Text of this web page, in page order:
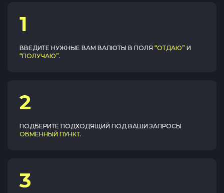
1
ВВЕДИТЕ НУЖНЫЕ ВАМ ВАЛЮТЫ В ПОЛЯ “ОТДАЮ” И
“ПОЛУЧАЮ”.
2
ПОДБЕРИТЕ ПОДХОДЯЩИЙ ПОД ВАШИ ЗАПРОСЫ
ОБМЕННЫЙ ПУНКТ.
3